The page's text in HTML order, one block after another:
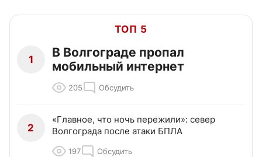
ТОП 5
1
В Волгограде пропал
мобильный интернет
205 Обсудить
2
«Главное, что ночь пережили»: север
Волгограда после атаки БПЛА
197 Обсудить